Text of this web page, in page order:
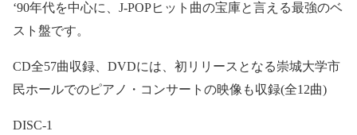
‘90年代を中心に、 J-POPヒット曲の宝庫と言える最強のベ
スト盤です。
CD全57曲収録、 DVDには、初リリースとなる崇城大学市
民ホールでのピアノ・コンサートの映像も収録(全12曲)
DISC-1